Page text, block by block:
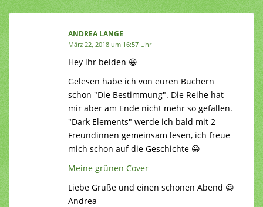
ANDREA LANGE
März 22, 2018 um 16:57 Uhr
Hey ihr beiden 😀
Gelesen habe ich von euren Büchern
schon "Die Bestimmung". Die Reihe hat
mir aber am Ende nicht mehr so gefallen.
"Dark Elements" werde ich bald mit 2
Freundinnen gemeinsam lesen, ich freue
mich schon auf die Geschichte 😀
Meine grünen Cover
Liebe Grüße und einen schönen Abend 😀
Andrea